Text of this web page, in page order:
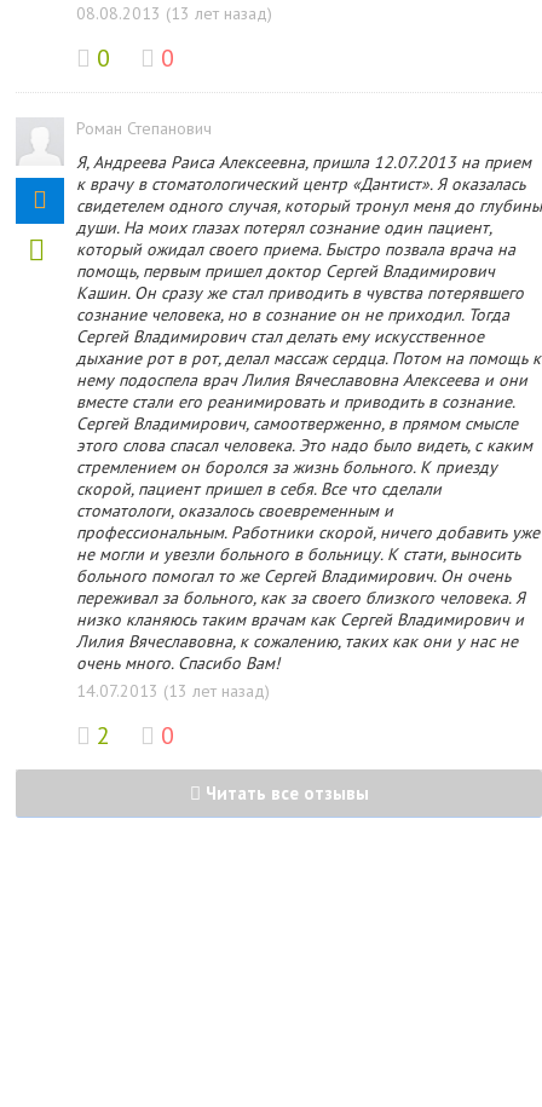
08.08.2013 (13 лет назад)
0 0
Роман Степанович
Я, Андреева Раиса Алексеевна, пришла 12.07.2013 на прием
к врачу в стоматологический центр «Дантист». Я оказалась
свидетелем одного случая, который тронул меня до глубины
души. На моих глазах потерял сознание один пациент,
который ожидал своего приема. Быстро позвала врача на
помощь, первым пришел доктор Сергей Владимирович
Кашин. Он сразу же стал приводить в чувства потерявшего
сознание человека, но в сознание он не приходил. Тогда
Сергей Владимирович стал делать ему искусственное
дыхание рот в рот, делал массаж сердца. Потом на помощь к
нему подоспела врач Лилия Вячеславовна Алексеева и они
вместе стали его реанимировать и приводить в сознание.
Сергей Владимирович, самоотверженно, в прямом смысле
этого слова спасал человека. Это надо было видеть, с каким
стремлением он боролся за жизнь больного. К приезду
скорой, пациент пришел в себя. Все что сделали
стоматологи, оказалось своевременным и
профессиональным. Работники скорой, ничего добавить уже
не могли и увезли больного в больницу. К стати, выносить
больного помогал то же Сергей Владимирович. Он очень
переживал за больного, как за своего близкого человека. Я
низко кланяюсь таким врачам как Сергей Владимирович и
Лилия Вячеславовна, к сожалению, таких как они у нас не
очень много. Спасибо Вам!
14.07.2013 (13 лет назад)
2 0
Читать все отзывы